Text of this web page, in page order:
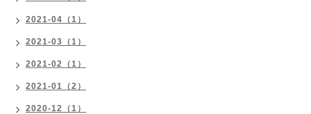
2021-04（1）
2021-03（1）
2021-02（1）
2021-01（2）
2020-12（1）